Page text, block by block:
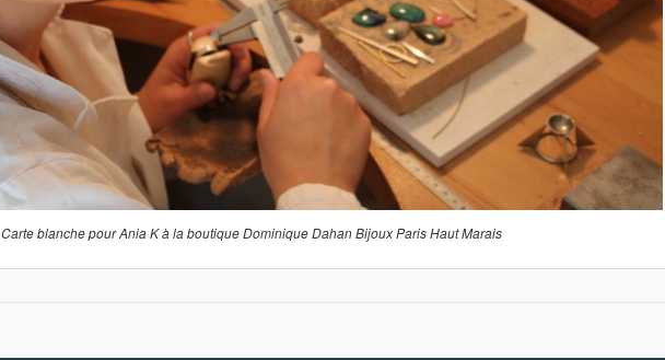
Carte blanche pour Ania K à la boutique Dominique Dahan Bijoux Paris Haut Marais